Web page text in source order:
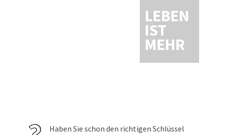
LEBEN
IST
MEHR
Haben Sie schon den richtigen Schlüssel